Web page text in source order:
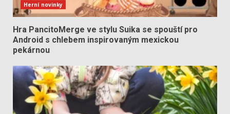
Herní novinky
Hra PancitoMerge ve stylu Suika se spouští pro
Android s chlebem inspirovaným mexickou
pekárnou